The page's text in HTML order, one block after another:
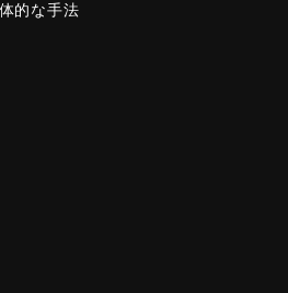
的な手法